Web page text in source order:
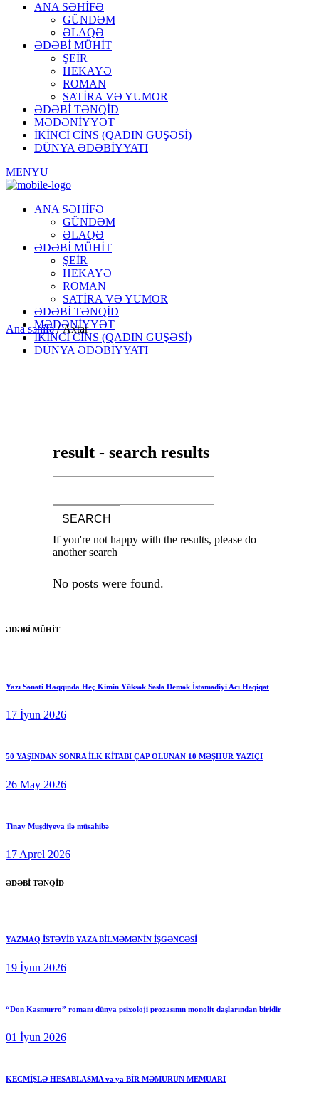
ANA SƏHİFƏ
GÜNDƏM
ƏLAQƏ
ƏDƏBİ MÜHİT
ŞEİR
HEKAYƏ
ROMAN
SATİRA VƏ YUMOR
ƏDƏBİ TƏNQİD
MƏDƏNİYYƏT
İKİNCİ CİNS (QADIN GUŞƏSİ)
DÜNYA ƏDƏBİYYATI
MENYU
ANA SƏHİFƏ
GÜNDƏM
ƏLAQƏ
ƏDƏBİ MÜHİT
ŞEİR
HEKAYƏ
ROMAN
SATİRA VƏ YUMOR
ƏDƏBİ TƏNQİD
MƏDƏNİYYƏT
İKİNCİ CİNS (QADIN GUŞƏSİ)
DÜNYA ƏDƏBİYYATI
Ana səhifə/Axtar
result - search results
If you're not happy with the results, please do
another search
No posts were found.
ƏDƏBİ MÜHİT
Yazı Sənəti Haqqında Heç Kimin Yüksək Səslə Demək İstəmədiyi Acı Həqiqət
17 İyun 2026
50 YAŞINDAN SONRA İLK KİTABI ÇAP OLUNAN 10 MƏŞHUR YAZIÇI
26 May 2026
Tinay Muşdiyeva ilə müsahibə
17 Aprel 2026
ƏDƏBİ TƏNQİD
YAZMAQ İSTƏYİB YAZA BİLMƏMƏNİN İŞGƏNCƏSİ
19 İyun 2026
“Don Kasmurro” romanı dünya psixoloji prozasının monolit daşlarından biridir
01 İyun 2026
KEÇMİŞLƏ HESABLAŞMA və ya BİR MƏMURUN MEMUARI